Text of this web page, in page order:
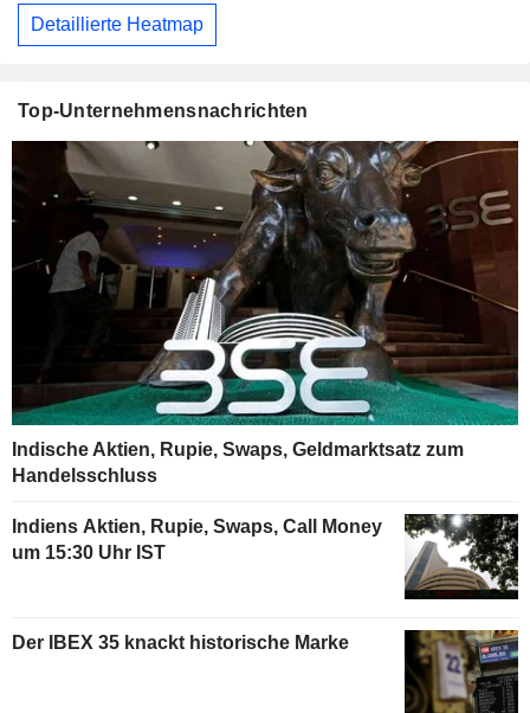
Detaillierte Heatmap
Top-Unternehmensnachrichten
Indische Aktien, Rupie, Swaps, Geldmarktsatz zum
Handelsschluss
Indiens Aktien, Rupie, Swaps, Call Money
um 15:30 Uhr IST
Der IBEX 35 knackt historische Marke